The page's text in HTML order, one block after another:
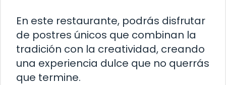
En este restaurante, podrás disfrutar
de postres únicos que combinan la
tradición con la creatividad, creando
una experiencia dulce que no querrás
que termine.